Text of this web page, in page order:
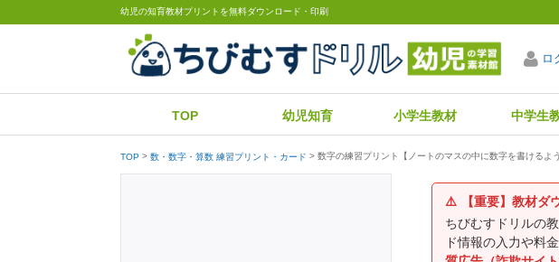
幼児の知育教材プリントを無料ダウンロード・印刷
ロ
TOP 幼児知育 小学生教材 中学生
TOP 数・数字・算数 練習プリント・カード 数字の練習プリント【ノートのマスの中に数字を書けるよ
⚠️
【重要】教材
ちびむすドリルの
ド情報の入力や料